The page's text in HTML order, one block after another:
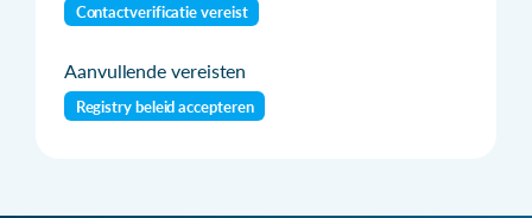
Contactverificatie vereist
Aanvullende vereisten
Registry beleid accepteren